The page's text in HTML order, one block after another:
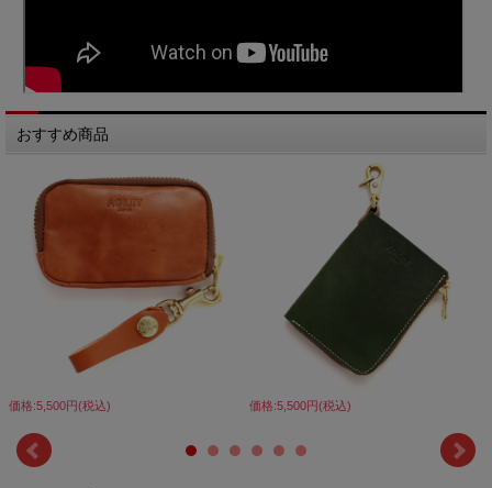
おすすめ商品
価格:5,500円(税込) 価格:5,500円(税込)